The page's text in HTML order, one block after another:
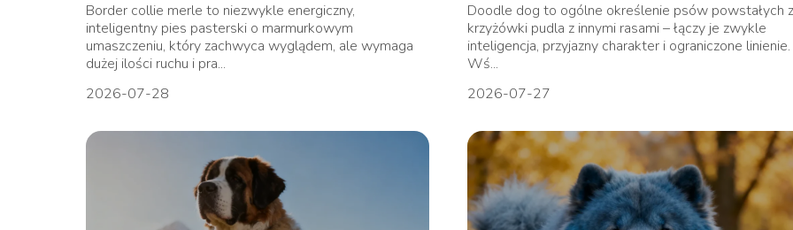
Border collie merle to niezwykle energiczny,
inteligentny pies pasterski o marmurkowym
umaszczeniu, który zachwyca wyglądem, ale wymaga
dużej ilości ruchu i pra...
2026-07-28
Doodle dog to ogólne określenie psów powstałych
krzyżówki pudla z innymi rasami – łączy je zwykle
inteligencja, przyjazny charakter i ograniczone linienie.
Wś...
2026-07-27